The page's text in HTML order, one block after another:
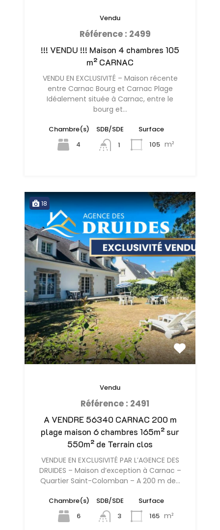
!!! VENDU !!! Maison 4 chambres 105
m² CARNAC
VENDU EN EXCLUSIVITÉ – Maison récente
entre Carnac Bourg et Carnac Plage
Idéalement située à Carnac, entre le
bourg et…
Chambre(s)
4
SDB/SDE
1
Surface
105 m²
Vendu
Référence : 2499
18
A VENDRE 56340 CARNAC 200 m
plage maison 6 chambres 165m² sur
550m² de Terrain clos
VENDUE EN EXCLUSIVITÉ PAR L’AGENCE DES
DRUIDES – Maison d’exception à Carnac –
Quartier Saint-Colomban – A 200 m de…
Chambre(s)
6
SDB/SDE
3
Surface
165 m²
Vendu
Référence : 2491